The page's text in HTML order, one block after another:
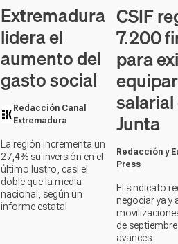
Extremadura
lidera el
aumento del
gasto social
Redacción Canal
Extremadura
La región incrementa un
27,4% su inversión en el
último lustro, casi el
doble que la media
nacional, según un
informe estatal
CSIF
7.200
para
salarial
Junta
Redacción y
Press
El sindicato
negociar ya y
de
avances